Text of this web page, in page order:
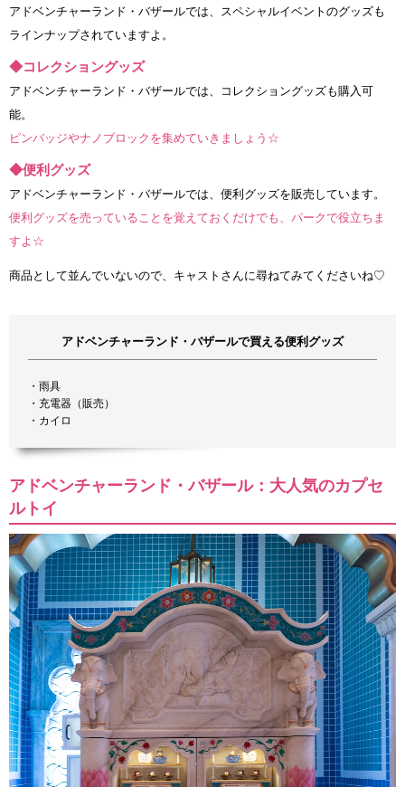
アドベンチャーランド・バザールでは、スペシャルイベントのグッズも
ラインナップされていますよ。
◆コレクショングッズ
アドベンチャーランド・バザールでは、コレクショングッズも購入可
能。
ピンバッジやナノブロックを集めていきましょう☆
◆便利グッズ
アドベンチャーランド・バザールでは、便利グッズを販売しています。
便利グッズを売っていることを覚えておくだけでも、パークで役立ちま
すよ☆
商品として並んでいないので、キャストさんに尋ねてみてくださいね♡
アドベンチャーランド・バザールで買える便利グッズ
・雨具
・充電器（販売）
・カイロ
アドベンチャーランド・バザール：大人気のカプセ
ルトイ